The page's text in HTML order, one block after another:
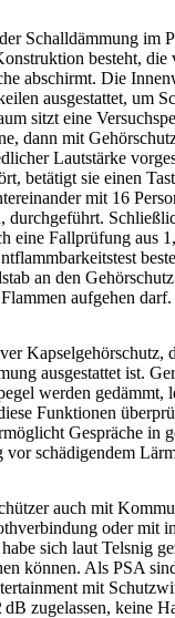
Schalldämmung im
besteht, die
abschirmt. Die
ausgestattet, um
sitzt eine
dann mit
Lautstärke
betätigt sie einen
mit 16
durchgeführt.
eine Fallprüfung aus
an den
aufgehen darf.
Kapselgehörschutz,
ausgestattet ist.
werden gedämmt,
Funktionen
Gespräche in
vor schädigendem
auch mit
oder mit
sich laut Telsnig
können. Als PSA
mit
zugelassen, keine